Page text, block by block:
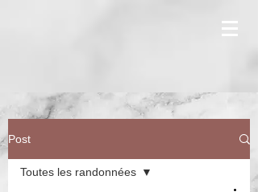
Post
Toutes les randonnées